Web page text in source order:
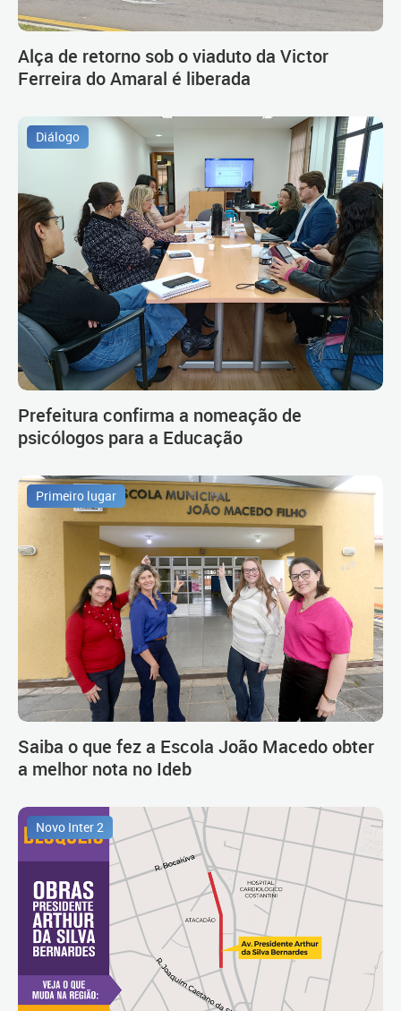
Alça de retorno sob o viaduto da Victor
Ferreira do Amaral é liberada
Diálogo
Prefeitura confirma a nomeação de
psicólogos para a Educação
Primeiro lugar
Saiba o que fez a Escola João Macedo obter
a melhor nota no Ideb
Novo Inter 2